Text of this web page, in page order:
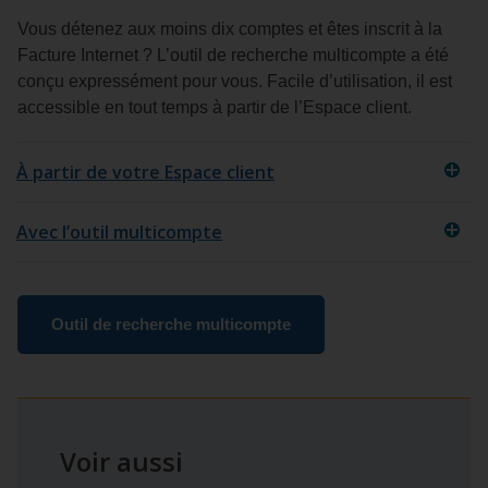
Vous détenez aux moins dix comptes et êtes inscrit à la
Facture Internet ? L’outil de recherche multicompte a été
conçu expressément pour vous. Facile d’utilisation, il est
accessible en tout temps à partir de l’Espace client.
À partir de votre Espace client
Avec l’outil multicompte
Outil de recherche multicompte
Voir aussi